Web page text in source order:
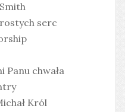
serc
Panu chwała
Król